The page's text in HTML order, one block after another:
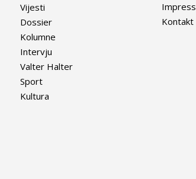
Vijesti
Dossier
Kolumne
Intervju
Valter Halter
Sport
Kultura
Kontakt